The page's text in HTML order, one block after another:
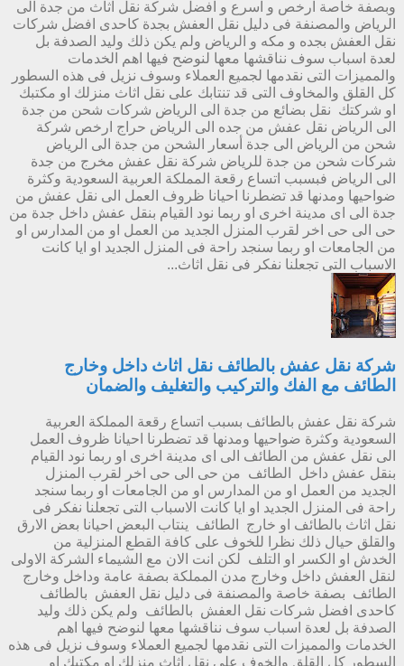
وبصفة خاصة ارخص و اسرع و افضل شركة نقل اثاث من جدة الى
الرياض والمصنفة فى دليل نقل العفش بجدة كاحدى افضل شركات
نقل العفش بجده و مكه و الرياض ولم يكن ذلك وليد الصدفة بل
لعدة اسباب سوف نناقشها معها لنوضح فيها اهم الخدمات
والمميزات التى نقدمها لجميع العملاء وسوف نزيل فى هذه السطور
كل القلق والمخاوف التى قد تنتابك على نقل اثاث منزلك او مكتبك
او شركتك نقل بضائع من جدة الى الرياض شركات شحن من جدة
الى الرياض نقل عفش من جده الى الرياض حراج ارخص شركة
شحن من الرياض الى جدة أسعار الشحن من جدة الى الرياض
شركات شحن من جدة للرياض شركة نقل عفش مخرج من جدة
الى الرياض فبسبب اتساع رقعة المملكة العربية السعودية وكثرة
ضواحيها ومدنها قد تضطرنا احيانا ظروف العمل الى نقل عفش من
جدة الى اى مدينة اخرى او ربما نود القيام بنقل عفش داخل جدة من
حى الى حى اخر لقرب المنزل الجديد من العمل او من المدارس او
من الجامعات او ربما سنجد راحة فى المنزل الجديد او ايا كانت
الاسباب التى تجعلنا نفكر فى نقل اثاث...
شركة نقل عفش بالطائف نقل اثاث داخل وخارج
الطائف مع الفك والتركيب والتغليف والضمان
شركة نقل عفش بالطائف بسبب اتساع رقعة المملكة العربية
السعودية وكثرة ضواحيها ومدنها قد تضطرنا احيانا ظروف العمل
الى نقل عفش من الطائف الى اى مدينة اخرى او ربما نود القيام
بنقل عفش داخل الطائف من حى الى حى اخر لقرب المنزل
الجديد من العمل او من المدارس او من الجامعات او ربما سنجد
راحة فى المنزل الجديد او ايا كانت الاسباب التى تجعلنا نفكر فى
نقل اثاث بالطائف او خارج الطائف ينتاب البعض احيانا بعض الارق
والقلق حيال ذلك نظرا للخوف على كافة القطع المنزلية من
الخدش او الكسر او التلف لكن انت الان مع الشيماء الشركة الاولى
لنقل العفش داخل وخارج مدن المملكة بصفة عامة وداخل وخارج
الطائف بصفة خاصة والمصنفة فى دليل نقل العفش بالطائف
كاحدى افضل شركات نقل العفش بالطائف ولم يكن ذلك وليد
الصدفة بل لعدة اسباب سوف نناقشها معها لنوضح فيها اهم
الخدمات والمميزات التى نقدمها لجميع العملاء وسوف نزيل فى هذه
السطور كل القلق والخوف على نقل اثاث منزلك او مكتبك او